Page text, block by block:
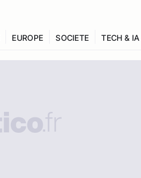
EUROPE SOCIETE TECH & IA